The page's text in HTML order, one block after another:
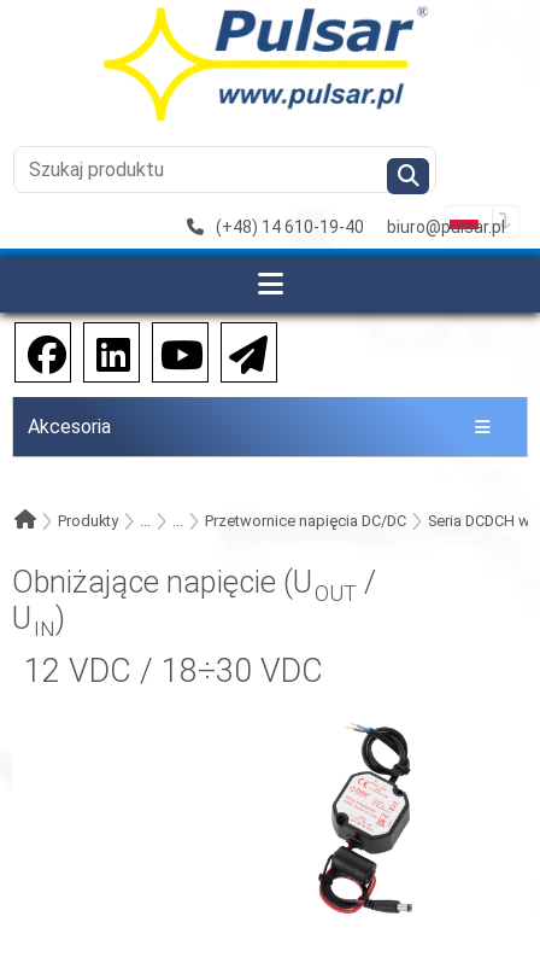
(+48) 14 610-19-40 biuro@pulsar.pl
Akcesoria
Produkty ... ... Przetwornice napięcia DC/DC Seria DCDCH
Obniżające napięcie (UOUT /
U IN)
12 VDC / 18÷30 VDC